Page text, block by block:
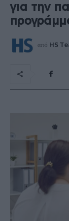
για την
από HS